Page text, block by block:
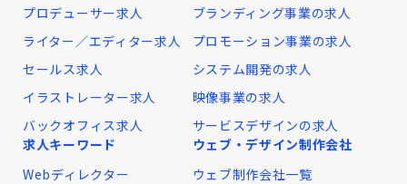
プロデューサー求人
ライター／エディター求人
セールス求人
イラストレーター求人
バックオフィス求人
ブランディング事業の求人
プロモーション事業の求人
システム開発の求人
映像事業の求人
サービスデザインの求人
求人キーワード
Webディレクター
ウェブ・デザイン制作会社
ウェブ制作会社一覧